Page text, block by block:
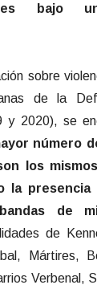
bajo
sobre
de la
y 2020), se
número
los
la presencia
de
de
Mártires,
Verbenal,